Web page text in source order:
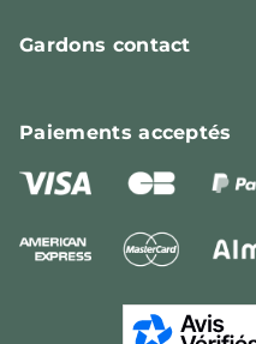
Gardons contact
Paiementsacceptés